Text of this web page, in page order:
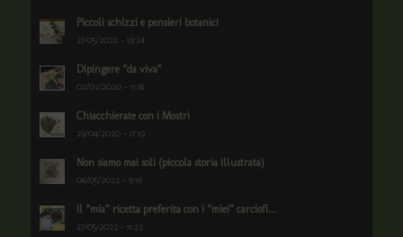
Piccoli schizzi e pensieri botanici
27/05/2022 - 19:24
Dipingere “da viva”
02/02/2020 - 11:18
Chiacchierate con i Mostri
29/04/2020 - 17:19
Non siamo mai soli (piccola storia illustrata)
06/05/2022 - 9:16
Il “mia” ricetta preferita con i “miei” carciofi...
27/05/2022 - 11:22